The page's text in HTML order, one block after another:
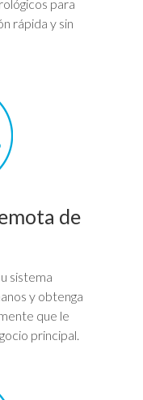
para
rápida y sin
de
sistema
y obtenga
que le
principal.